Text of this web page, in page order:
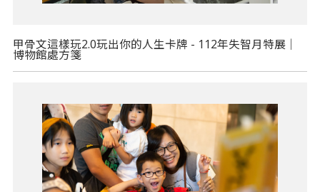
甲骨文這樣玩2.0玩出你的人生卡牌 - 112年失智月特展｜
博物館處方箋